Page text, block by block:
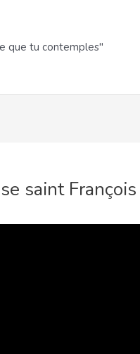
que tu contemples"
saint François